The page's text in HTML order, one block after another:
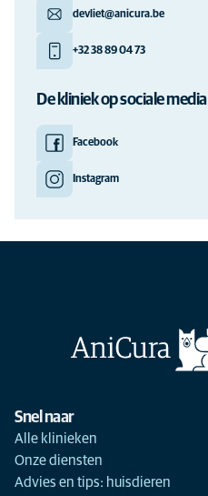
devliet@anicura.be
+32 38 89 04 73
De kliniek op sociale media
Facebook
Instagram
Snel naar
Alle klinieken
Onze diensten
Advies en tips: huisdieren